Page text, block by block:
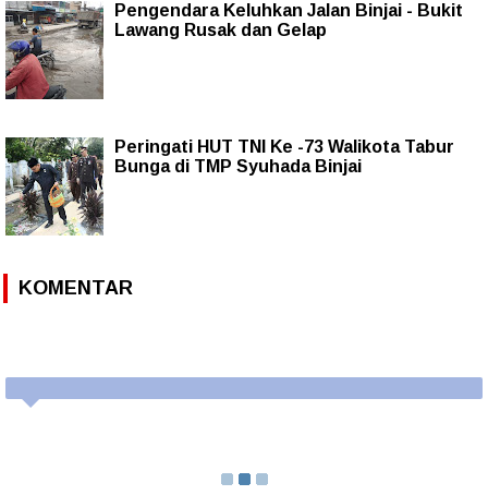
Pengendara Keluhkan Jalan Binjai - Bukit
Lawang Rusak dan Gelap
Peringati HUT TNI Ke -73 Walikota Tabur
Bunga di TMP Syuhada Binjai
KOMENTAR